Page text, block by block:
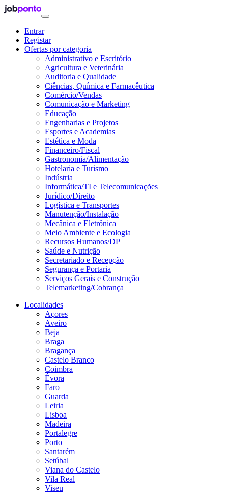
Entrar
Registar
Ofertas por categoria
Administrativo e Escritório
Agricultura e Veterinária
Auditoria e Qualidade
Ciências, Química e Farmacêutica
Comércio/Vendas
Comunicação e Marketing
Educação
Engenharias e Projetos
Esportes e Academias
Estética e Moda
Financeiro/Fiscal
Gastronomia/Alimentação
Hotelaria e Turismo
Indústria
Informática/TI e Telecomunicações
Jurídico/Direito
Logística e Transportes
Manutenção/Instalação
Mecânica e Eletrônica
Meio Ambiente e Ecologia
Recursos Humanos/DP
Saúde e Nutrição
Secretariado e Recepção
Segurança e Portaria
Serviços Gerais e Construção
Telemarketing/Cobrança
Localidades
Açores
Aveiro
Beja
Braga
Bragança
Castelo Branco
Coimbra
Évora
Faro
Guarda
Leiria
Lisboa
Madeira
Portalegre
Porto
Santarém
Setúbal
Viana do Castelo
Vila Real
Viseu